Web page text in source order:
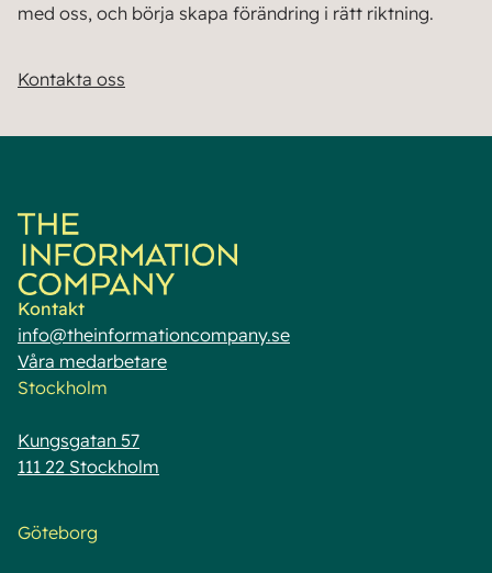
med oss, och börja skapa förändring i rätt riktning.
Kontakta oss
Kontakt
info@theinformationcompany.se
Våra medarbetare
Stockholm
Kungsgatan 57
111 22 Stockholm
Göteborg